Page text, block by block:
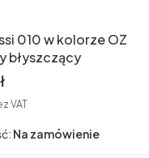
010 w kolorze OZ
błyszczący
VAT
Na zamówienie